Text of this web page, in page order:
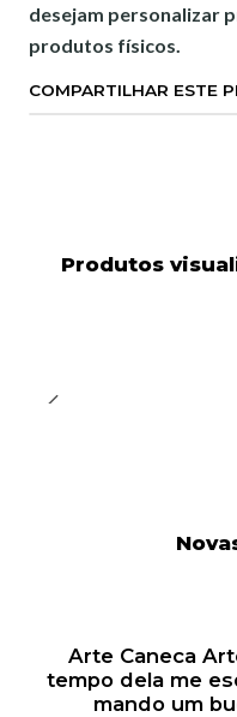
desejam personalizar
produtos físicos.
COMPARTILHAR ESTE
Produtos
Arte Caneca
tempo dela me
mando um